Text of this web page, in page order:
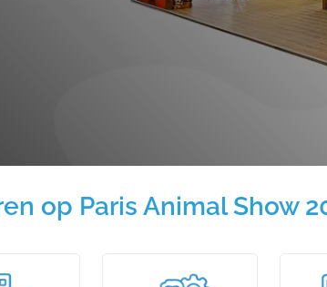
op Paris Animal Show